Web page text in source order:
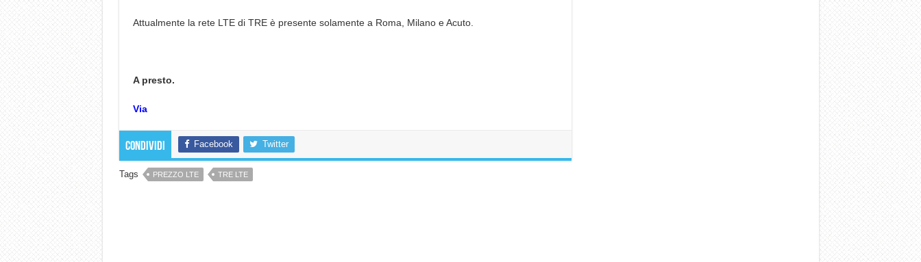
Attualmente la rete LTE di TRE è presente solamente a Roma, Milano e Acuto.
A presto.
Via
Condividi Facebook Twitter
Tags PREZZO LTE TRE LTE